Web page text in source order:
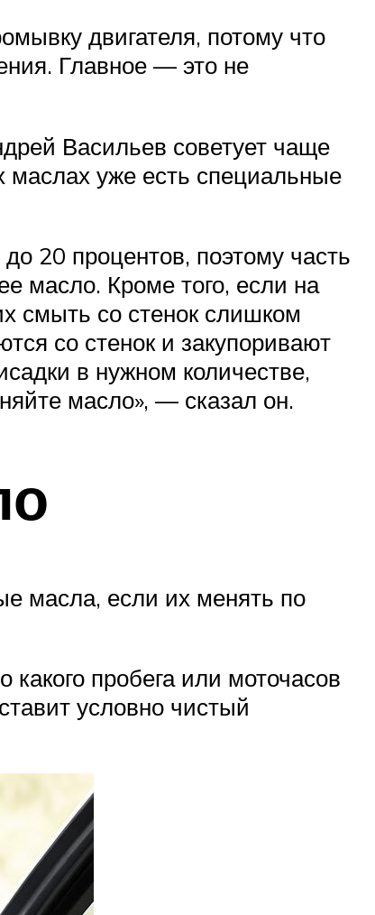
двигателя, потому что
Главное — это не
Васильев советует чаще
уже есть специальные
20 процентов, поэтому часть
масло. Кроме того, если на
смыть со стенок слишком
со стенок и закупоривают
в нужном количестве,
масло», — сказал он.
масла, если их менять по
пробега или моточасов
условно чистый